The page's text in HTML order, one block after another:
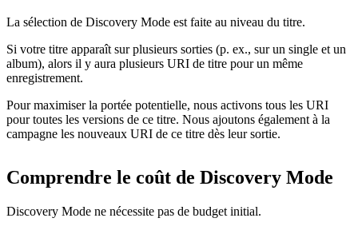
La sélection de Discovery Mode est faite au niveau du titre.
Si votre titre apparaît sur plusieurs sorties (p. ex., sur un single et un
album), alors il y aura plusieurs URI de titre pour un même
enregistrement.
Pour maximiser la portée potentielle, nous activons tous les URI
pour toutes les versions de ce titre. Nous ajoutons également à la
campagne les nouveaux URI de ce titre dès leur sortie.
Comprendre le coût de Discovery Mode
Discovery Mode ne nécessite pas de budget initial.